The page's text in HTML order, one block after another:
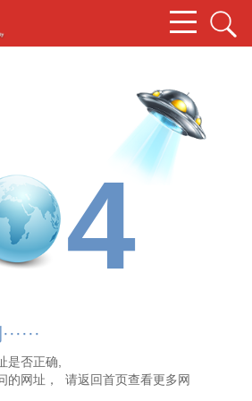
4
是否正确,
的网址， 请返回首页查看更多网